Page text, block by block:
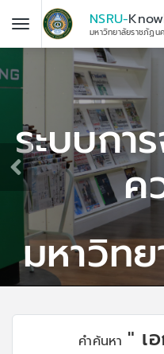
NSRU-
ระบบกา
ค
มหาวิท
นค
คำค้นหา " เ